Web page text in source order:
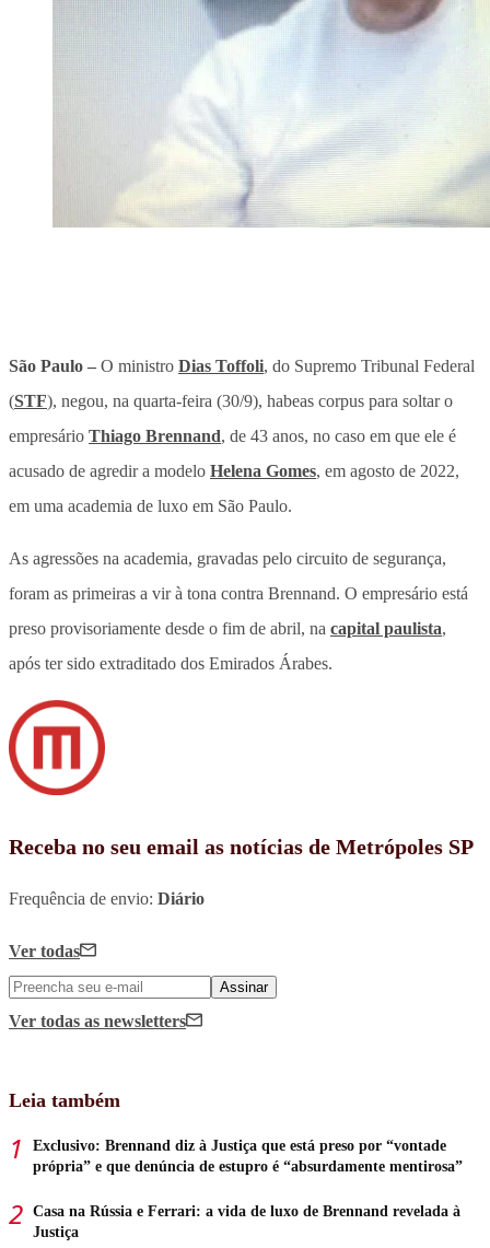
São Paulo – O ministro Dias Toffoli, do Supremo Tribunal Federal
(STF), negou, na quarta-feira (30/9), habeas corpus para soltar o
empresário Thiago Brennand, de 43 anos, no caso em que ele é
acusado de agredir a modelo Helena Gomes, em agosto de 2022,
em uma academia de luxo em São Paulo.
As agressões na academia, gravadas pelo circuito de segurança,
foram as primeiras a vir à tona contra Brennand. O empresário está
preso provisoriamente desde o fim de abril, na capital paulista,
após ter sido extraditado dos Emirados Árabes.
Receba no seu email as notícias de Metrópoles SP
Frequência de envio: Diário
Ver todas
Assinar
Ver todas as newsletters
Leia também
Exclusivo: Brennand diz à Justiça que está preso por “vontade
própria” e que denúncia de estupro é “absurdamente mentirosa”
Casa na Rússia e Ferrari: a vida de luxo de Brennand revelada à
Justiça